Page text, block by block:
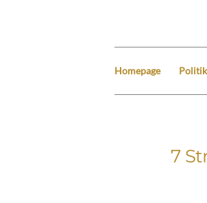
Homepage Politik
7